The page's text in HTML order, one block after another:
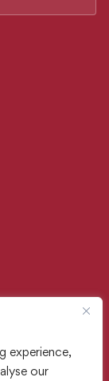
experience,
our